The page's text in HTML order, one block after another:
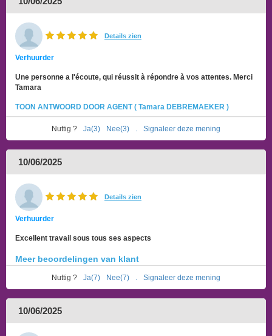
Details zien
Verhuurder
Une personne a l'écoute, qui réussit à répondre à vos attentes. Merci
Tamara
TOON ANTWOORD DOOR AGENT ( Tamara DEBREMAEKER )
Nuttig ? Ja(3) Nee(3) Signaleer deze mening
10/06/2025
Details zien
Verhuurder
Excellent travail sous tous ses aspects
Meer beoordelingen van klant
Nuttig ? Ja(7) Nee(7) Signaleer deze mening
10/06/2025